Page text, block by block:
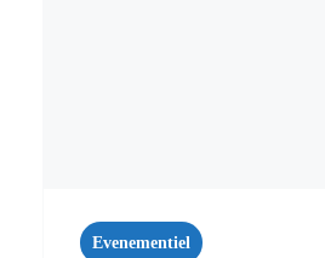
Evenementiel